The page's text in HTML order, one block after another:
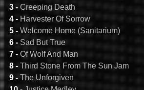
3 -Creeping Death
4 -Harvester Of Sorrow
5 -Welcome Home (Sanitarium)
6 -Sad But True
7 -Of Wolf And Man
8 -Third Stone From The Sun Jam
9 -The Unforgiven